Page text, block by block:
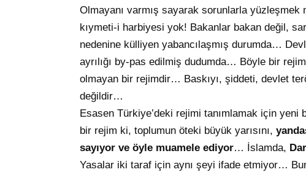
Olmayanı varmış sayarak sorunlarla
kıymeti-i harbiyesi yok! Bakanlar bakan değil,
nedenine külliyen yabancılaşmış durumda…
ayrılığı by-pas edilmiş dudumda… Böyle bir
olmayan bir rejimdir… Baskıyı, şiddeti, devlet
değildir…
Esasen Türkiye’deki rejimi tanımlamak için
bir rejim ki, toplumun öteki büyük yarısını,
sayıyor ve öyle muamele ediyor… İslamda,
Yasalar iki taraf için aynı şeyi ifade etmiyor…